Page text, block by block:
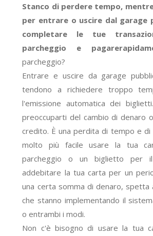
Stanco di perdere tempo,
per entrare o uscire dal garage
completare le tue
parcheggio e pagare
parcheggio?
Entrare e uscire da garage
tendono a richiedere troppo
l'emissione automatica dei
preoccuparti del cambio di denaro
credito. È una perdita di tempo e di
molto più facile usare la tua
parcheggio o un biglietto per
addebitare la tua carta per un
una certa somma di denaro, spetta
che stanno implementando il
o entrambi i modi.
Non c'è bisogno di usare la tua